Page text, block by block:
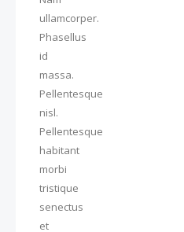
ullamcorper.
Phasellus
id
massa.
Pellentesque
nisl.
Pellentesque
habitant
morbi
tristique
senectus
et